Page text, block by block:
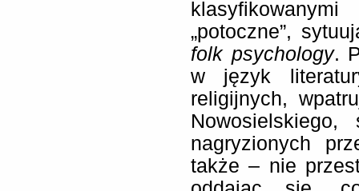
„potoczne”,
folk psychology.
w język
religijnych,
Nowosielskiego,
nagryzionych
także – nie